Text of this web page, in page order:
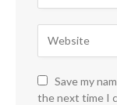
Save my
the next time I